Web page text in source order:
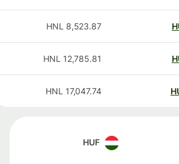
8,523.87
HNL
12,785.81
HNL
17,047.74
HNL
HUF